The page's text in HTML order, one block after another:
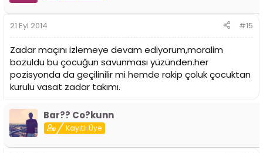
21 Eyl 2014 #15
Zadar maçını izlemeye devam ediyorum,moralim
bozuldu bu çocuğun savunması yüzünden.her
pozisyonda da geçilinilir mi hemde rakip çoluk çocuktan
kurulu vasat zadar takımı.
Bar?? Co?kunn
Kayıtlı Üye